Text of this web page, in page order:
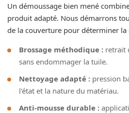
Un démoussage bien mené
produit adapté. Nous démarrons
de la couverture pour déterminer
Brossage méthodique : retrait
sans endommager la tuile.
Nettoyage adapté : pression
l'état et la nature du matériau.
Anti-mousse durable :